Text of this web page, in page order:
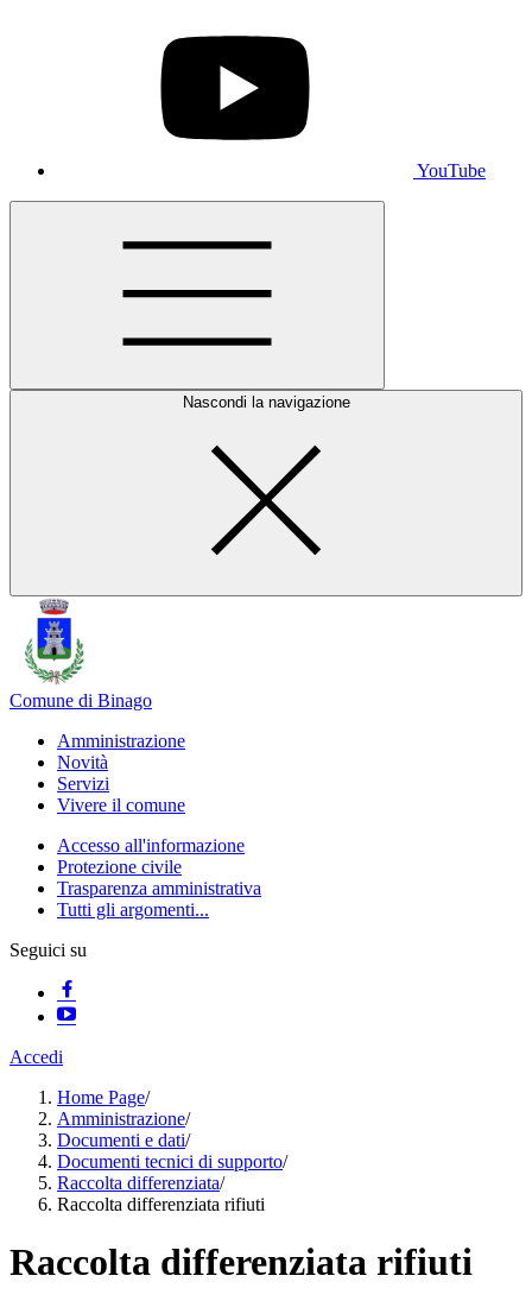
YouTube
Nascondi la navigazione
Comune di Binago
Amministrazione
Novità
Servizi
Vivere il comune
Accesso all'informazione
Protezione civile
Trasparenza amministrativa
Tutti gli argomenti...
Seguici su
Accedi
Home Page/
Amministrazione/
Documenti e dati/
Documenti tecnici di supporto/
Raccolta differenziata/
Raccolta differenziata rifiuti
Raccolta differenziata rifiuti